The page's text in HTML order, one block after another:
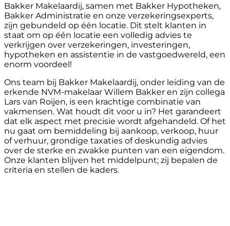
Bakker Makelaardij, samen met Bakker Hypotheken,
Bakker Administratie en onze verzekeringsexperts,
zijn gebundeld op één locatie. Dit stelt klanten in
staat om op één locatie een volledig advies te
verkrijgen over verzekeringen, investeringen,
hypotheken en assistentie in de vastgoedwereld, een
enorm voordeel!
Ons team bij Bakker Makelaardij, onder leiding van de
erkende NVM-makelaar Willem Bakker en zijn collega
Lars van Roijen, is een krachtige combinatie van
vakmensen. Wat houdt dit voor u in? Het garandeert
dat elk aspect met precisie wordt afgehandeld. Of het
nu gaat om bemiddeling bij aankoop, verkoop, huur
of verhuur, grondige taxaties of deskundig advies
over de sterke en zwakke punten van een eigendom.
Onze klanten blijven het middelpunt; zij bepalen de
criteria en stellen de kaders.